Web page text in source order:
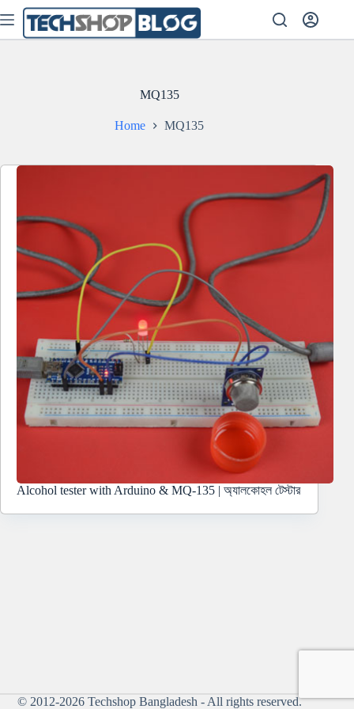
to
content
MQ135
Home MQ135
Alcohol tester with Arduino & MQ-135 | অ্যালকোহল টেস্টার
© 2012-2026 Techshop Bangladesh - All rights reserved.